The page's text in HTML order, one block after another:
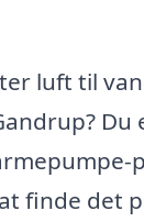
luft til
Du
finde det